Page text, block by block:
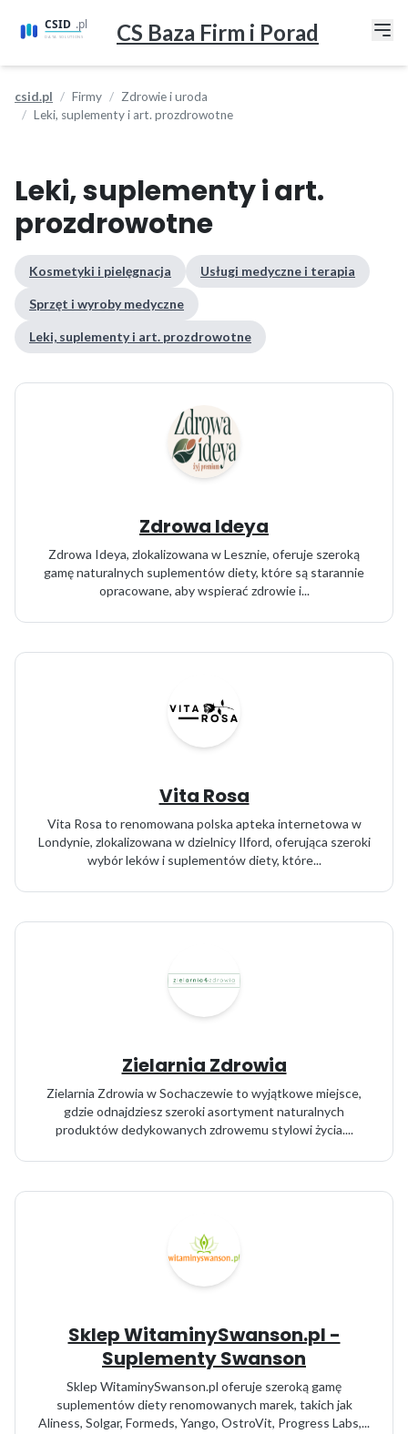
CS Baza Firm i Porad
csid.pl Firmy
Zdrowie i uroda
Leki, suplementy i art. prozdrowotne
Leki, suplementy i art.
prozdrowotne
Kosmetyki i pielęgnacja Usługi medyczne i terapia
Sprzęt i wyroby medyczne
Leki, suplementy i art. prozdrowotne
Zdrowa Ideya
Zdrowa Ideya, zlokalizowana w Lesznie, oferuje szeroką
gamę naturalnych suplementów diety, które są starannie
opracowane, aby wspierać zdrowie i...
Vita Rosa
Vita Rosa to renomowana polska apteka internetowa w
Londynie, zlokalizowana w dzielnicy Ilford, oferująca szeroki
wybór leków i suplementów diety, które...
Zielarnia Zdrowia
Zielarnia Zdrowia w Sochaczewie to wyjątkowe miejsce,
gdzie odnajdziesz szeroki asortyment naturalnych
produktów dedykowanych zdrowemu stylowi życia....
Sklep WitaminySwanson.pl -
Suplementy Swanson
Sklep WitaminySwanson.pl oferuje szeroką gamę
suplementów diety renomowanych marek, takich jak
Aliness, Solgar, Formeds, Yango, OstroVit, Progress Labs,...